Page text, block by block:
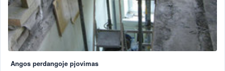
Angos perdangoje pjovimas